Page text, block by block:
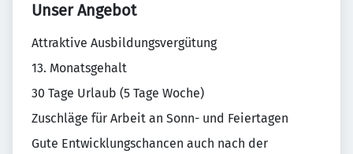
Unser Angebot
Attraktive Ausbildungsvergütung
13. Monatsgehalt
30 Tage Urlaub (5 Tage Woche)
Zuschläge für Arbeit an Sonn- und Feiertagen
Gute Entwicklungschancen auch nach der